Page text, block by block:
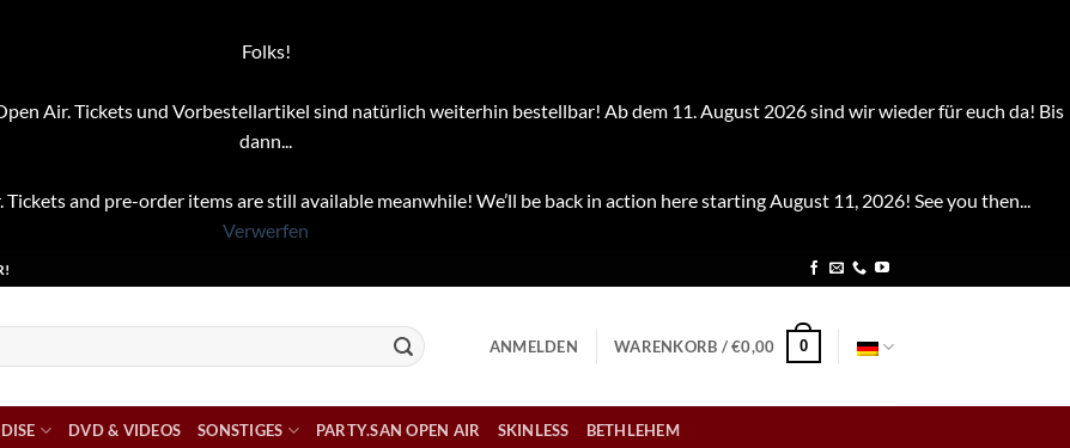
Folks!
Air. Tickets und Vorbestellartikel sind natürlich weiterhin bestellbar! Ab dem 11. August 2026 sind wir wieder für euch da! Bis
dann...
and pre-order items are still available meanwhile! We’ll be back in action here starting August 11, 2026! See you then...
Verwerfen
ANMELDEN WARENKORB /€0,00 0
DVD & VIDEOS SONSTIGES PARTY.SAN OPEN AIR SKINLESS BETHLEHEM